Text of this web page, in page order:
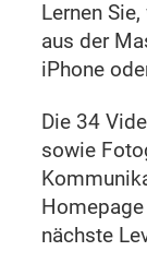
Lernen
aus der
iPhone
Die 34
sowie
nächste